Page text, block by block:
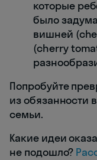
которые
было
вишней
(cherry
Попробуйте
из обязанности
семьи.
Какие идеи
не подошло?